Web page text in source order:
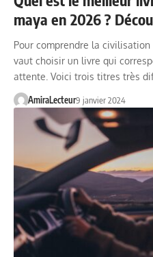
maya en 2026 ?
Pour comprendre la
vaut choisir un livre qui
attente. Voici trois titres très
AmiraLecteur9 janvier 2024